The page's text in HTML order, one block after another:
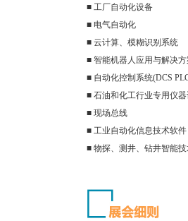
■ 工厂自动化设备
■ 电气自动化
■ 云计算、模糊识别系统
■ 智能机器人应用与解决方
■ 自动化控制系统(DCS
■ 石油和化工行业专用仪器
■ 现场总线
■ 工业自动化信息技术软件
■ 物探、测井、钻井智能